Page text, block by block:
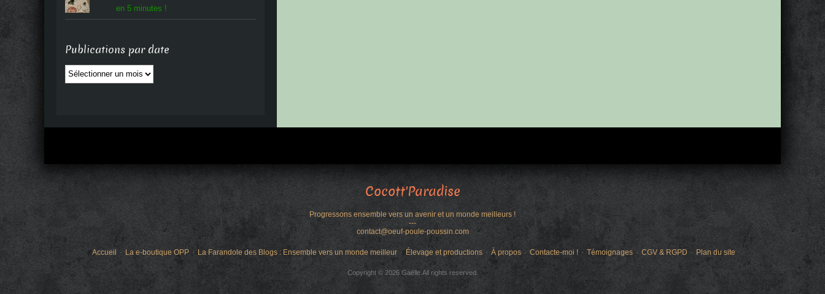
en 5 minutes !
Publications par date
Publications
par
Cocott'Paradise
Progressons ensemble vers un avenir et un monde meilleurs !
---
contact@oeuf-poule-poussin.com
Accueil La e-boutique OPP La Farandole des Blogs : Ensemble vers un monde meilleur Élevage et productions À propos Contacte-moi ! Témoignages CGV & RGPD Plan du site
Copyright © 2026 Gaëlle.All rights reserved.